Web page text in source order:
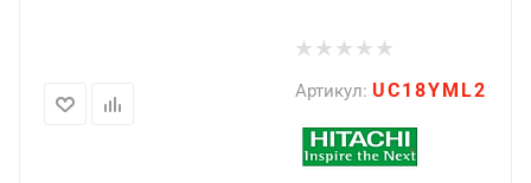
Артикул: UC18YML2